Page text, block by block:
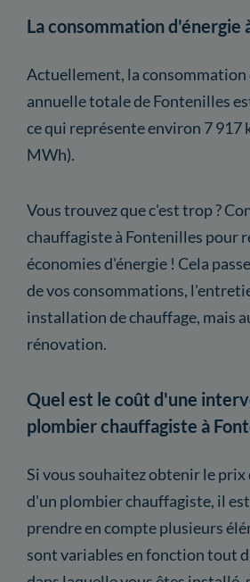
La consommation d'énergie
Actuellement, la
annuelle totale de Fontenilles
ce qui représente environ 7 917
MWh).
Vous trouvez que c'est trop ?
chauffagiste à Fontenilles pour
économies d'énergie ! Cela
de vos consommations,
installation de chauffage, mais
rénovation.
Quel est le coût d'une
plombier chauffagiste à
Si vous souhaitez obtenir le
d'un plombier chauffagiste, il
prendre en compte plusieurs
sont variables en fonction tout